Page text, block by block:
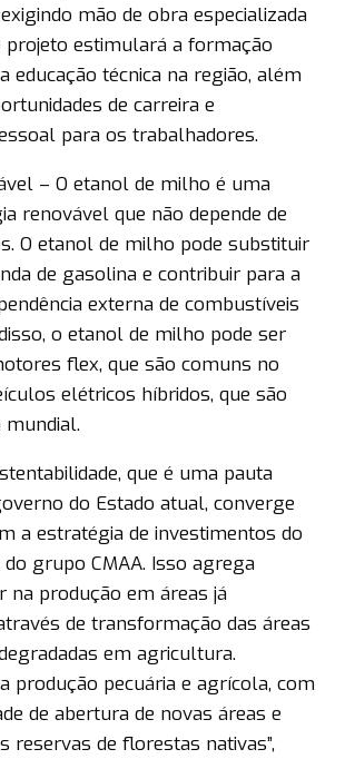
mão de obra especializada
projeto estimulará a formação
educação técnica na região, além
de carreira e
para os trabalhadores.
– O etanol de milho é uma
renovável que não depende de
O etanol de milho pode substituir
de gasolina e contribuir para a
externa de combustíveis
o etanol de milho pode ser
flex, que são comuns no
elétricos híbridos, que são
mundial.
que é uma pauta
do Estado atual, converge
a estratégia de investimentos do
grupo CMAA. Isso agrega
produção em áreas já
de transformação das áreas
em agricultura.
produção pecuária e agrícola, com
de abertura de novas áreas e
reservas de florestas nativas”,